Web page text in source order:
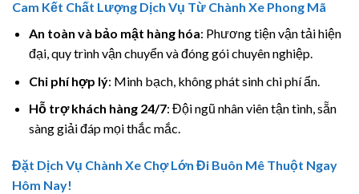
Cam Kết Chất Lượng Dịch Vụ Từ Chành Xe Phong Mã
An toàn và bảo mật hàng hóa: Phương tiện vận tải hiện
đại, quy trình vận chuyển và đóng gói chuyên nghiệp.
Chi phí hợp lý: Minh bạch, không phát sinh chi phí ẩn.
Hỗ trợ khách hàng 24/7: Đội ngũ nhân viên tận tình, sẵn
sàng giải đáp mọi thắc mắc.
Đặt Dịch Vụ Chành Xe Chợ Lớn Đi Buôn Mê Thuột Ngay
Hôm Nay!